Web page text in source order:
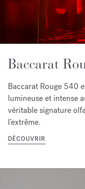
Baccarat
Baccarat Rouge 540
lumineuse et intense
véritable signature
l’extrême.
DÉCOUVRIR